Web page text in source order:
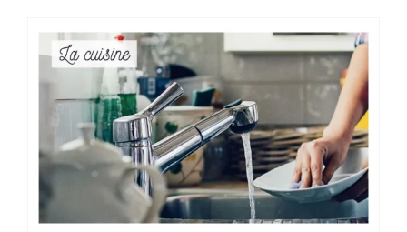
FOCUS SUR LA CUISINE
Aluminium